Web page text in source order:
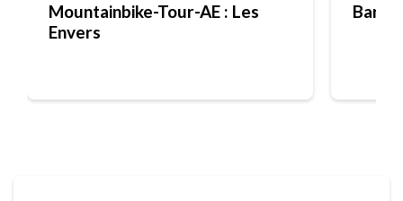
Mountainbike-Tour-AE : Les
Envers
Bar